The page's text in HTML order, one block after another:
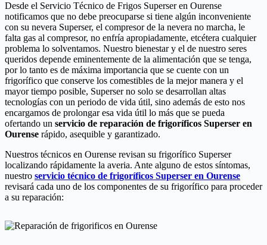
Desde el Servicio Técnico de Frigos Superser en Ourense
notificamos que no debe preocuparse si tiene algún inconveniente
con su nevera Superser, el compresor de la nevera no marcha, le
falta gas al compresor, no enfría apropiadamente, etcétera cualquier
problema lo solventamos. Nuestro bienestar y el de nuestro seres
queridos depende eminentemente de la alimentación que se tenga,
por lo tanto es de máxima importancia que se cuente con un
frigorífico que conserve los comestibles de la mejor manera y el
mayor tiempo posible, Superser no solo se desarrollan altas
tecnologías con un periodo de vida útil, sino además de esto nos
encargamos de prolongar esa vida útil lo más que se pueda
ofertando un servicio de reparación de frigoríficos Superser en
Ourense rápido, asequible y garantizado.
Nuestros técnicos en Ourense revisan su frigorífico Superser
localizando rápidamente la averia. Ante alguno de estos síntomas,
nuestro servicio técnico de frigoríficos Superser en Ourense
revisará cada uno de los componentes de su frigorífico para proceder
a su reparación: